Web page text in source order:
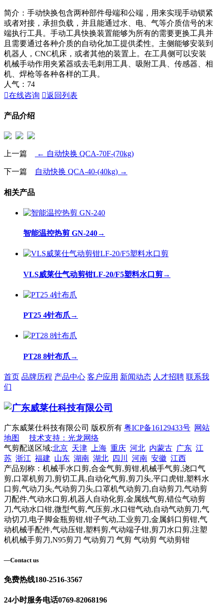
简介：手动快换包含两种部件母端和公端，用来实现手动锁紧
或者对接，承担负载，并且能通过水、电、气等介质信号的末
端执行工具。手动工具快换装置能够为所有的需要更换工具并
且需要通过各种介质的自动化加工提供柔性。主侧能够安装到
机器人，CNC机床，或者其他的装置上。在工具侧可以安装
机械手动作用夹紧器或去毛刺用工具、吸附工具、传感器、相
机、焊枪等各种各样的工具。
人气： 74
在线咨询 返回列表
产品介绍
上一篇 ← 自动快换 QCA-70F-(70kg)
下一篇 自动快换 QCA-40-(40kg) →
相关产品
智能温控热剪 GN-240→
VLS威莱仕气动剪钳LF-20/F5塑料水口剪→
PT25 4针布爪 →
PT28 8针布爪 →
首页 品牌历程 产品中心 客户应用 新闻动态 人才招聘 联系我
们
广东威莱仕科技有限公司 版权所有 粤ICP备16129433号 网站
地图
技术支持：光龙网络
气剪配送区域:北京 天津 上海 重庆 河北 内蒙古 广东 江
苏 浙江 福建 山东 湖南 湖北 四川 河南 安徽 江西
产品别称：机械手水口剪,合金气剪,剪钳,机械手气剪,浇口气
剪,口罩机剪刀,剪切工具,自动化气剪,剪刀头,平口虎钳,塑料水
口剪,气动刀头,气动剪刀头,口罩机气动剪刀,自动剪刀,气动剪
刀配件,气动水口剪,机器人自动化剪,金属线气剪,错位气动剪
刀,气动水口钳,微型气剪,气压剪,水口钳气动,自动气动剪刀,气
动切刀,电子脚金瓶剪钳,钳子气动,工业剪刀,金属斜口剪钳,气
动机械手配件,气动压钳,塑料剪,气动端子钳,剪刀水口剪,注塑
机机械手剪刀,N95剪刀 气动剪刀 气剪 气动剪 气动剪钳
—Contact us
免费热线180-2516-3567
24小时服务电话0769-82068196